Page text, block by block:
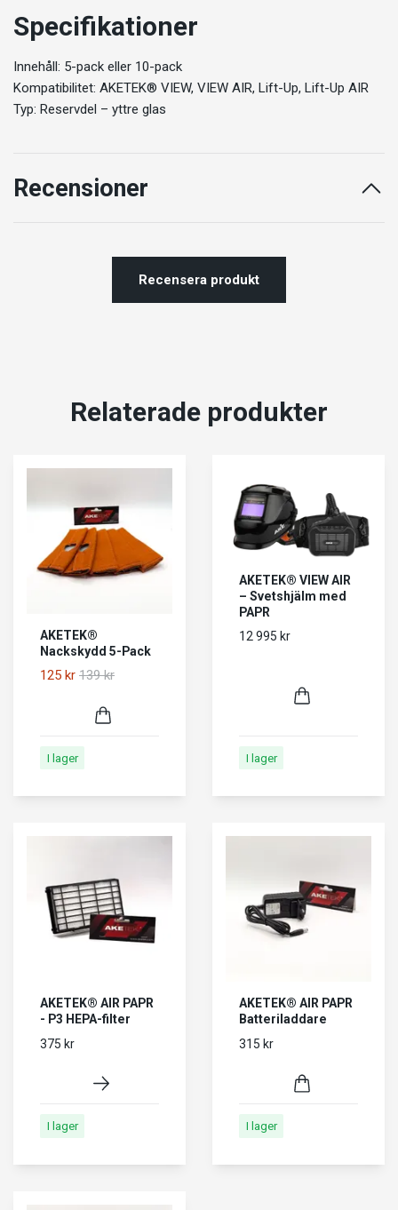
Specifikationer
Innehåll: 5-pack eller 10-pack
Kompatibilitet: AKETEK® VIEW, VIEW AIR, Lift-Up, Lift-Up AIR
Typ: Reservdel – yttre glas
Recensioner
Recensera produkt
Relaterade produkter
AKETEK®
Nackskydd 5-Pack
125 kr 139 kr
I lager
AKETEK® VIEW AIR
– Svetshjälm med
PAPR
12 995 kr
I lager
AKETEK® AIR PAPR
- P3 HEPA-filter
375 kr
I lager
AKETEK® AIR PAPR
Batteriladdare
315 kr
I lager